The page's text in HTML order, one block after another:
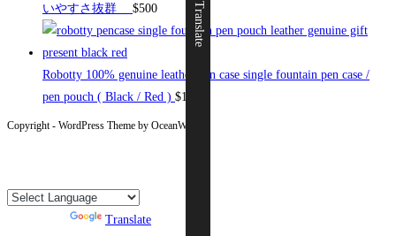
いやすさ抜群
$500
Robotty 100% genuine leather pen case single fountain pen case /
pen pouch ( Black / Red ) $19
Copyright - WordPress Theme by OceanWP
Translate
Translate